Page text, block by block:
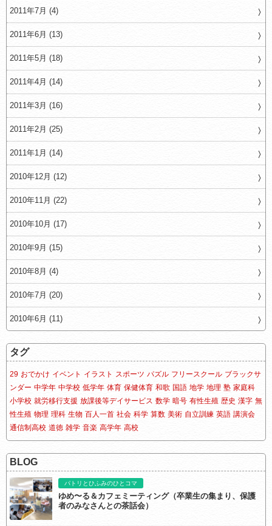
2011年7月 (4)
2011年6月 (13)
2011年5月 (18)
2011年4月 (14)
2011年3月 (16)
2011年2月 (25)
2011年1月 (14)
2010年12月 (12)
2010年11月 (22)
2010年10月 (17)
2010年9月 (15)
2010年8月 (4)
2010年7月 (20)
2010年6月 (11)
タグ
29 おでかけ イベント イラスト スポーツ パズル フリースクール ブラックサ
ンダー 中学年 中学校 低学年 体育 保健体育 和歌 国語 地学 地理 塾 家庭科
小学校 就労移行支援 放課後等デイサービス 数学 暗号 有性生殖 歴史 漢字 無
性生殖 物理 理科 生物 百人一首 社会 科学 算数 美術 自立訓練 英語 講演会
通信制高校 道徳 雑学 音楽 高学年 高校
BLOG
パトリとひふみのひとコマ
ゆめ〜る＆カフェミーティング（卒業生の集まり、保護
者のみなさんとの茶話会）